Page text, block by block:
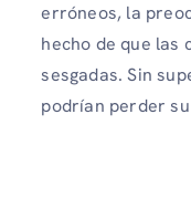
erróneos, la
hecho de que las
sesgadas. Sin
podrían perder